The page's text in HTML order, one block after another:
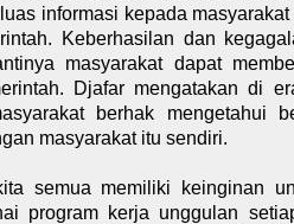
informasi kepada
Keberhasilan dan
masyarakat dapat
Djafar mengatakan di
berhak mengetahui
masyarakat itu sendiri.
semua memiliki keinginan
program kerja unggulan